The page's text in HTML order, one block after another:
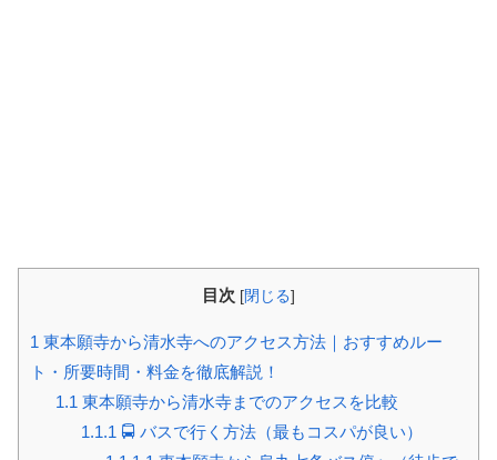
目次 [閉じる]
1 東本願寺から清水寺へのアクセス方法｜おすすめルー
ト・所要時間・料金を徹底解説！
1.1東本願寺から清水寺までのアクセスを比較
1.1.1🚍 バスで行く方法（最もコスパが良い）